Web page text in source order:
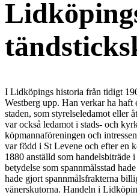
I Lidköpings historia från tidigt
Westberg upp. Han verkar ha haft
staden, som styrelseledamot eller
var också ledamot i stads- och
köpmannaföreningen och
var född i St Levene och efter en
1880 anställd som
betydelse som spannmålsstad
hade gjort spannmålsfrakterna
vänerskutorna. Handeln i